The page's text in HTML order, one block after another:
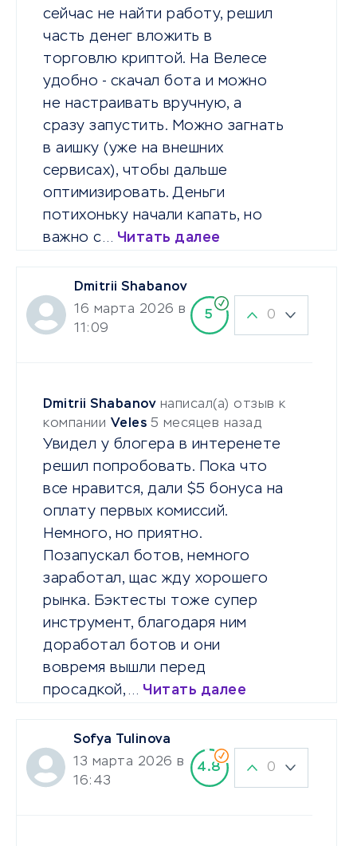
сейчас не найти работу, решил
часть денег вложить в
торговлю криптой. На Велесе
удобно - скачал бота и можно
не настраивать вручную, а
сразу запустить. Можно загнать
в аишку (уже на внешних
сервисах), чтобы дальше
оптимизировать. Деньги
потихоньку начали капать, но
важно с… Читать далее
Dmitrii Shabanov
16 марта 2026 в
11:09
5 0
Dmitrii Shabanovнаписал(а) отзыв к
компании Veles 5 месяцев назад
Увидел у блогера в интеренете
решил попробовать. Пока что
все нравится, дали $5 бонуса на
оплату первых комиссий.
Немного, но приятно.
Позапускал ботов, немного
заработал, щас жду хорошего
рынка. Бэктесты тоже супер
инструмент, благодаря ним
доработал ботов и они
вовремя вышли перед
просадкой,… Читать далее
Sofya Tulinova
13 марта 2026 в
16:43
4.8 0